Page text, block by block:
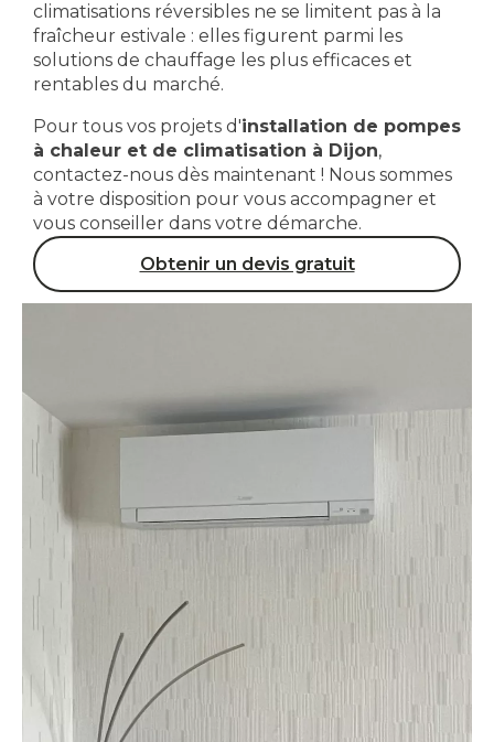
climatisations réversibles ne se limitent pas à la
fraîcheur estivale : elles figurent parmi les
solutions de chauffage les plus efficaces et
rentables du marché.
Pour tous vos projets d'installation de pompes
à chaleur et de climatisation à Dijon,
contactez-nous dès maintenant ! Nous sommes
à votre disposition pour vous accompagner et
vous conseiller dans votre démarche.
Obtenir un devis gratuit